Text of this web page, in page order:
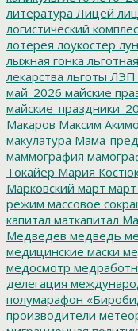
литература Лицей
логистический
лотерея лоукостер
лыжная гонка
лекарства льготы ЛЭП
май_2026 майские
Макаров Максим
макулатура Мама-
маммография
Токайер Мария
Марковский март
режим массовое
капитал маткапитал
Медведев медведь
медицинские маски
медосмотр
делегация
полумарафон
производители